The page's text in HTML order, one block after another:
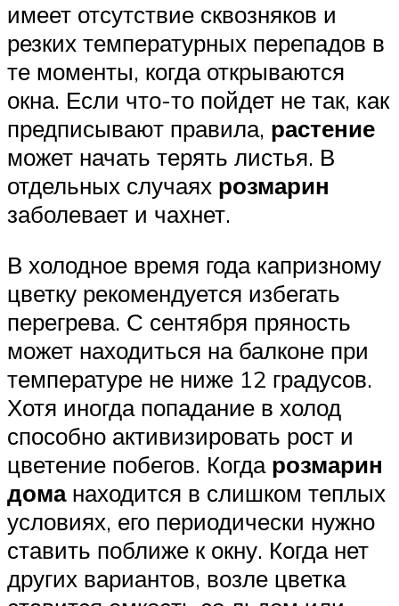
имеет отсутствие сквозняков и
резких температурных перепадов в
те моменты, когда открываются
окна. Если что-то пойдет не так, как
предписывают правила, растение
может начать терять листья. В
отдельных случаях розмарин
заболевает и чахнет.
В холодное время года капризному
цветку рекомендуется избегать
перегрева. С сентября пряность
может находиться на балконе при
температуре не ниже 12 градусов.
Хотя иногда попадание в холод
способно активизировать рост и
цветение побегов. Когда розмарин
доманаходится в слишком теплых
условиях, его периодически нужно
ставить поближе к окну. Когда нет
других вариантов, возле цветка